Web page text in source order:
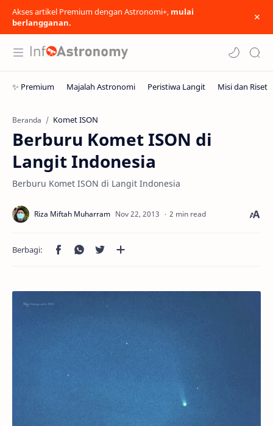
Akses artikel Premium dengan Astronomi+, mulai
berlangganan.
Beranda Komet ISON
Berburu Komet ISON di
Langit Indonesia
Berburu Komet ISON di Langit Indonesia
2 min read